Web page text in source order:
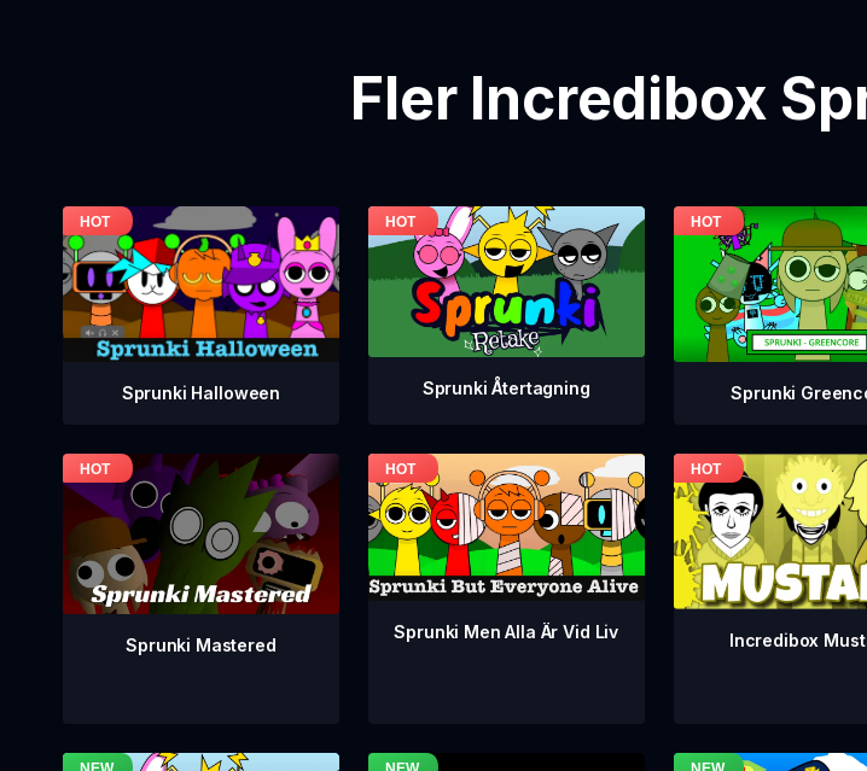
Fler Incredibox
Sprunki Halloween Sprunki Återtagning Sprunki
Sprunki Mastered
Sprunki Men Alla Är Vid Liv Incredibox